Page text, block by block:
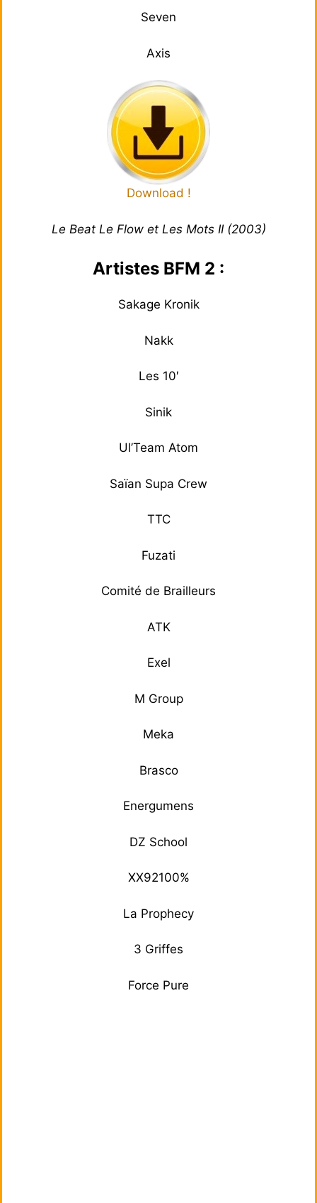
Seven
Axis
Download !
Le Beat Le Flow et Les Mots II (2003)
Artistes BFM 2 :
Sakage Kronik
Nakk
Les 10′
Sinik
Ul’Team Atom
Saïan Supa Crew
TTC
Fuzati
Comité de Brailleurs
ATK
Exel
M Group
Meka
Brasco
Energumens
DZ School
XX92100%
La Prophecy
3 Griffes
Force Pure